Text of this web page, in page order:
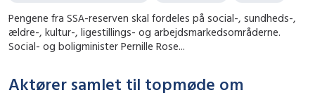
Pengene fra SSA-reserven skal fordeles på social-, sundheds-,
ældre-, kultur-, ligestillings- og arbejdsmarkedsområderne.
Social- og boligminister Pernille Rose...
Aktører samlet til topmøde om